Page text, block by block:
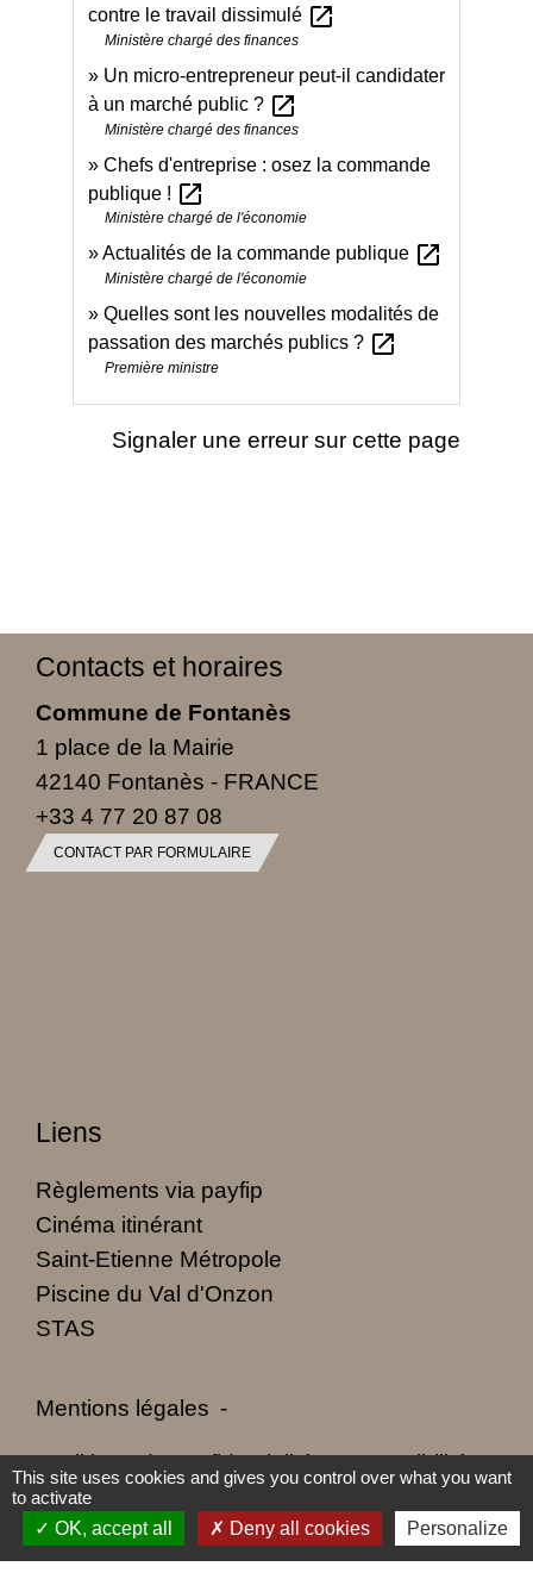
contre le travail dissimulé open_in_new
Ministère chargé des finances
Un micro-entrepreneur peut-il candidater
à un marché public ? open_in_new
Ministère chargé des finances
Chefs d'entreprise : osez la commande
publique ! open_in_new
Ministère chargé de l'économie
Actualités de la commande publique open_in_new
Ministère chargé de l'économie
Quelles sont les nouvelles modalités de
passation des marchés publics ? open_in_new
Première ministre
Signaler une erreur sur cette page
Contacts et horaires
Commune de Fontanès
1 place de la Mairie
42140 Fontanès - FRANCE
+33 4 77 20 87 08
CONTACT PAR FORMULAIRE
Liens
Règlements via payfip
Cinéma itinérant
Saint-Etienne Métropole
Piscine du Val d'Onzon
STAS
Mentions légales -
Politique de confidentialité - Accessibilité -
Plan du site - Gestion des cookies
This site uses cookies and gives you control over what you want
to activate
OK, accept all
Deny all cookies Personalize